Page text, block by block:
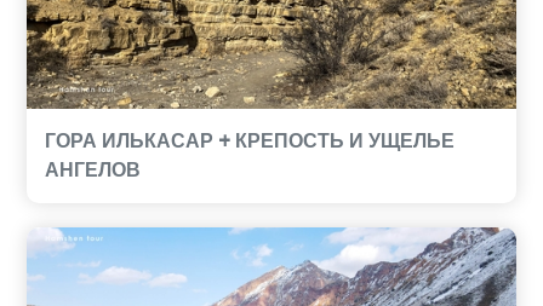
ГОРА ИЛЬКАСАР + КРЕПОСТЬ И УЩЕЛЬЕ
АНГЕЛОВ